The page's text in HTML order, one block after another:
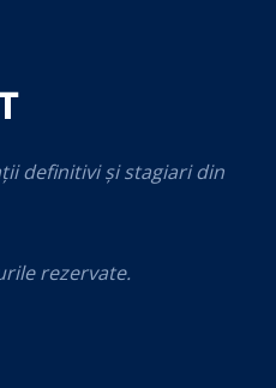
definitivi și stagiari din
rezervate.